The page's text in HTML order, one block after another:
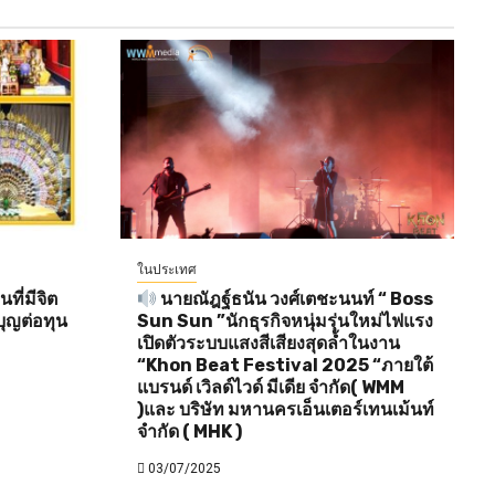
ที่มีจิต
ญต่อทุน
ในประเทศ
นายณัฎฐ์ธนัน วงศ์เตชะนนท์ “ Boss
Sun Sun ”นักธุรกิจหนุ่มรุ่นใหม่ไฟแรง
เปิดตัวระบบแสงสีเสียงสุดล้ำในงาน
“Khon Beat Festival 2025 “ภายใต้
แบรนด์ เวิลด์ไวด์ มีเดีย จำกัด( WMM
)และ บริษัท มหานครเอ็นเตอร์เทนเม้นท์
จำกัด ( MHK )
03/07/2025